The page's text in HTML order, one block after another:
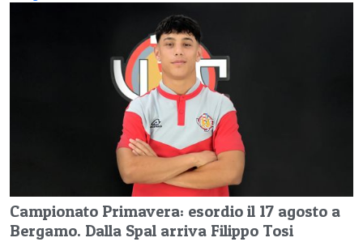
Campionato Primavera: esordio il 17 agosto a
Bergamo. Dalla Spal arriva Filippo Tosi